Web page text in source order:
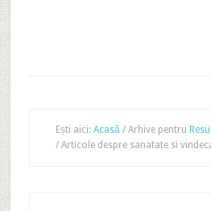
Ești aici: Acasă /Arhive pentru
/Articole despre sanatate si